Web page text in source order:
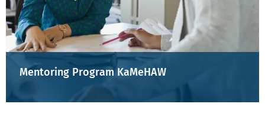
Mentoring Program KaMeHAW